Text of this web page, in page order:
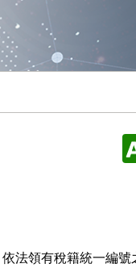
法領有稅籍統一編